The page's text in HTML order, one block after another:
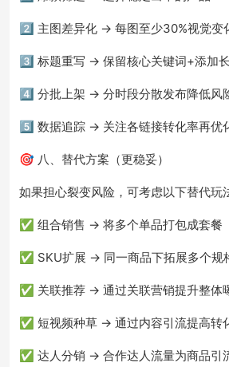
2️⃣ 主图差异化 → 每图至少30%视觉变
3️⃣ 标题重写 → 保留核心关键词+添加
4️⃣ 分批上架 → 分时段分散发布降低风
5️⃣ 数据追踪 → 关注各链接转化率再优
🎯 八、替代方案（更稳妥）
如果担心裂变风险，可考虑以下替代玩
✅ 组合销售 → 将多个单品打包成套餐
✅ SKU扩展 → 同一商品下拓展多个规
✅ 关联推荐 → 通过关联营销提升整体
✅ 短视频种草 → 通过内容引流提高转
✅ 达人分销 → 合作达人流量为商品引